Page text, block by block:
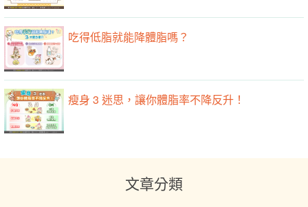
吃得低脂就能降體脂嗎？
瘦身 3 迷思，讓你體脂率不降反升！
文章分類